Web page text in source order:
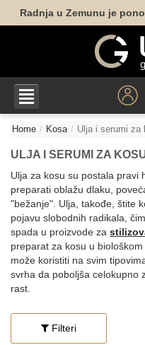
Radnja u Zemunu je
Home Kosa Ulja i serumi za
ULJA I SERUMI ZA
Ulja za kosu su postala pravi
preparati oblažu dlaku,
"bežanje". Ulja, takođe, štite
pojavu slobodnih radikala,
spada u proizvode za
preparat za kosu u
može koristiti na svim
svrha da poboljša celokupno
rast.
Filteri